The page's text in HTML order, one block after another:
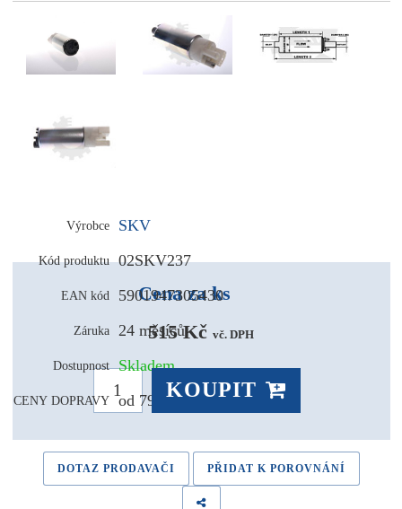
Výrobce SKV
Kód produktu 02SKV237
EAN kód 5901947305430
Záruka 24 měsíců
Dostupnost Skladem
CENY DOPRAVY od 79,- Kč
Cena za ks
515 Kč vč. DPH
KOUPIT
DOTAZ PRODAVAČI PŘIDAT K POROVNÁNÍ